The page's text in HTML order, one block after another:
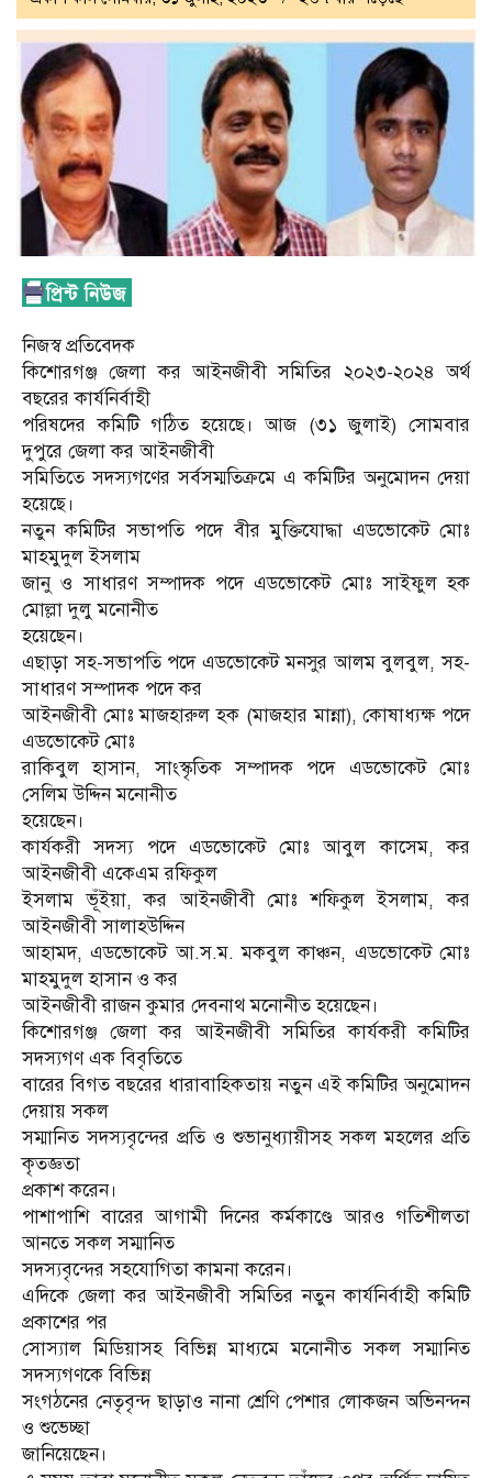
নিজস্ব প্রতিবেদক
কিশোরগঞ্জ জেলা কর আইনজীবী সমিতির ২০২৩-২০২৪ অর্থ
বছরের কার্যনির্বাহী
পরিষদের কমিটি গঠিত হয়েছে। আজ (৩১ জুলাই) সোমবার
দুপুরে জেলা কর আইনজীবী
সমিতিতে সদস্যগণের সর্বসম্মতিক্রমে এ কমিটির অনুমোদন দেয়া
হয়েছে।
নতুন কমিটির সভাপতি পদে বীর মুক্তিযোদ্ধা এডভোকেট মোঃ
মাহমুদুল ইসলাম
জানু ও সাধারণ সম্পাদক পদে এডভোকেট মোঃ সাইফুল হক
মোল্লা দুলু মনোনীত
হয়েছেন।
এছাড়া সহ-সভাপতি পদে এডভোকেট মনসুর আলম বুলবুল, সহ-
সাধারণ সম্পাদক পদে কর
আইনজীবী মোঃ মাজহারুল হক (মাজহার মান্না), কোষাধ্যক্ষ পদে
এডভোকেট মোঃ
রাকিবুল হাসান, সাংস্কৃতিক সম্পাদক পদে এডভোকেট মোঃ
সেলিম উদ্দিন মনোনীত
হয়েছেন।
কার্যকরী সদস্য পদে এডভোকেট মোঃ আবুল কাসেম, কর
আইনজীবী একেএম রফিকুল
ইসলাম ভূঁইয়া, কর আইনজীবী মোঃ শফিকুল ইসলাম, কর
আইনজীবী সালাহউদ্দিন
আহামদ, এডভোকেট আ.স.ম. মকবুল কাঞ্চন, এডভোকেট মোঃ
মাহমুদুল হাসান ও কর
আইনজীবী রাজন কুমার দেবনাথ মনোনীত হয়েছেন।
কিশোরগঞ্জ জেলা কর আইনজীবী সমিতির কার্যকরী কমিটির
সদস্যগণ এক বিবৃতিতে
বারের বিগত বছরের ধারাবাহিকতায় নতুন এই কমিটির অনুমোদন
দেয়ায় সকল
সম্মানিত সদস্যবৃন্দের প্রতি ও শুভানুধ্যায়ীসহ সকল মহলের প্রতি
কৃতজ্ঞতা
প্রকাশ করেন।
পাশাপাশি বারের আগামী দিনের কর্মকাণ্ডে আরও গতিশীলতা
আনতে সকল সম্মানিত
সদস্যবৃন্দের সহযোগিতা কামনা করেন।
এদিকে জেলা কর আইনজীবী সমিতির নতুন কার্যনির্বাহী কমিটি
প্রকাশের পর
সোস্যাল মিডিয়াসহ বিভিন্ন মাধ্যমে মনোনীত সকল সম্মানিত
সদস্যগণকে বিভিন্ন
সংগঠনের নেতৃবৃন্দ ছাড়াও নানা শ্রেণি পেশার লোকজন অভিনন্দন
ও শুভেচ্ছা
জানিয়েছেন।